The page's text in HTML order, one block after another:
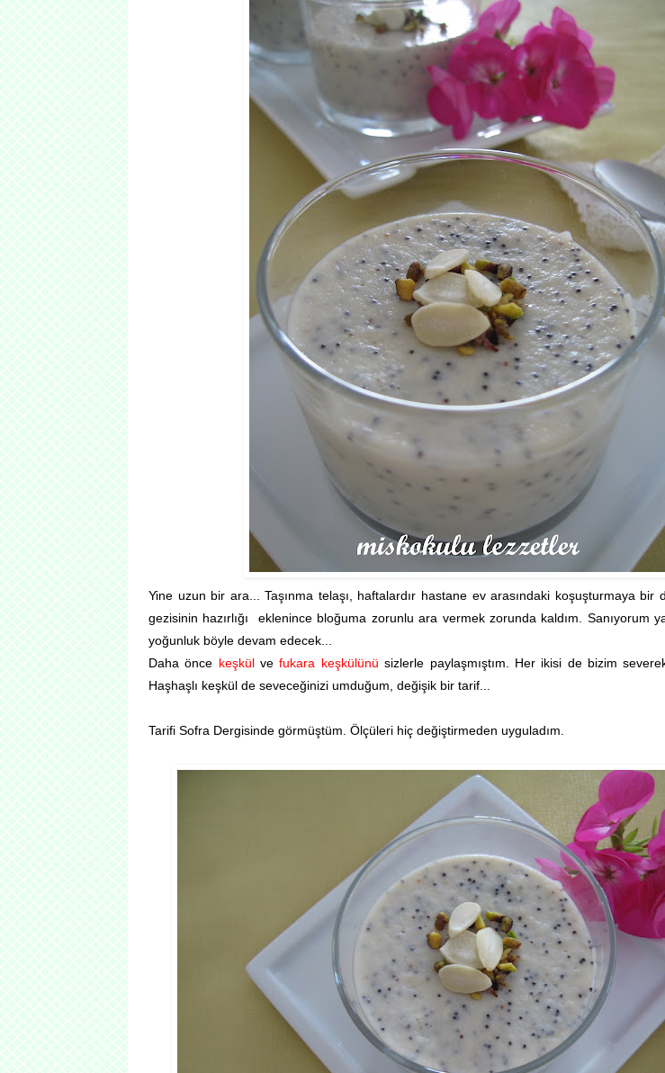
Yine uzun bir ara... Taşınma telaşı, haftalardır hastane ev arasındaki koşuşturmaya bir
gezisinin hazırlığı eklenince bloğuma zorunlu ara vermek zorunda kaldım. Sanıyorum
yoğunluk böyle devam edecek...
Daha önce keşkülvefukara keşkülünü sizlerle paylaşmıştım. Her ikisi de bizim
Haşhaşlı keşkül de seveceğinizi umduğum, değişik bir tarif...
Tarifi Sofra Dergisinde görmüştüm. Ölçüleri hiç değiştirmeden uyguladım.